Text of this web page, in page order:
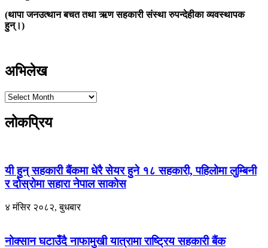
(थापा जनउत्थान बचत तथा ऋण सहकारी संस्था रुपन्देहीका व्यवस्थापक
हुन्।)
अभिलेख
लोकप्रिय
यी हुन् सहकारी बैंकमा धेरै सेयर हुने १८ सहकारी, पहिलोमा लुम्बिनी
र दोस्रोमा सहारा नेपाल साकोस
४ मंसिर २०८२, बुधबार
नोक्सान घटाउँदै नाफामुखी यात्रामा राष्ट्रिय सहकारी बैंक